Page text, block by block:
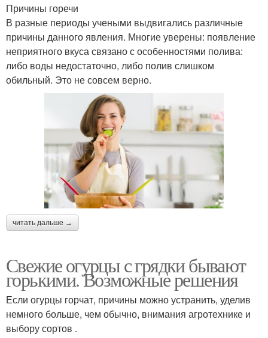
Причины горечи
В разные периоды учеными выдвигались различные
причины данного явления. Многие уверены: появление
неприятного вкуса связано с особенностями полива:
либо воды недостаточно, либо полив слишком
обильный. Это не совсем верно.
читать дальше →
Свежие огурцы с грядки бывают
горькими. Возможные решения
Если огурцы горчат, причины можно устранить, уделив
немного больше, чем обычно, внимания агротехнике и
выбору сортов .